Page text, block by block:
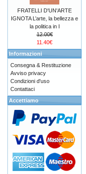
FRATELLI D'UN'ARTE
IGNOTA L’arte, la bellezza e
la politica in I
12.00€
11.40€
Informazioni
Consegna & Restituzione
Avviso privacy
Condizioni d'uso
Contattaci
Accettiamo